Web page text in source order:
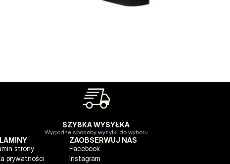
SZYBKA WYSYŁKA
Wygodne sposoby wysyłki do wyboru
strony
prywatności
ZAOBSERWUJ NAS
Facebook
Instagram